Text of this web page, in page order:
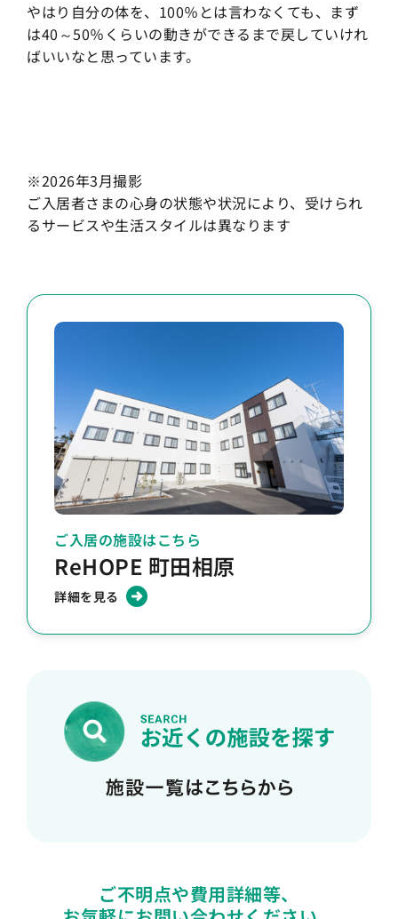
やはり自分の体を、100％とは言わなくても、まず
は40～50％くらいの動きができるまで戻していけれ
ばいいなと思っています。
※2026年3月撮影
ご入居者さまの心身の状態や状況により、受けられ
るサービスや生活スタイルは異なります
ご入居の施設はこちら
ReHOPE 町田相原
詳細を見る
ご不明点や費用詳細等、